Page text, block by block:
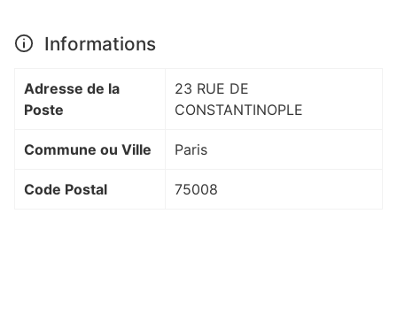
Informations
Adresse de la
Poste
23 RUE DE
CONSTANTINOPLE
Commune ou Ville Paris
Code Postal 75008